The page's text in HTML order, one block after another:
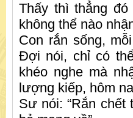
Thấy thì thẳng
không thể nào
Con rắn sống,
Đợi nói, chỉ có
khéo nghe mà
lượng kiếp, hôm
Sư nói: “Rắn